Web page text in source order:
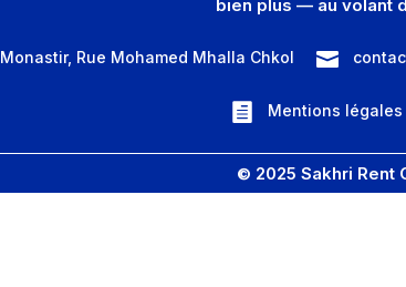
bien plus — au volant
Monastir, Rue Mohamed Mhalla Chkol 
 Mentions légales
© 2025 Sakhri Rent